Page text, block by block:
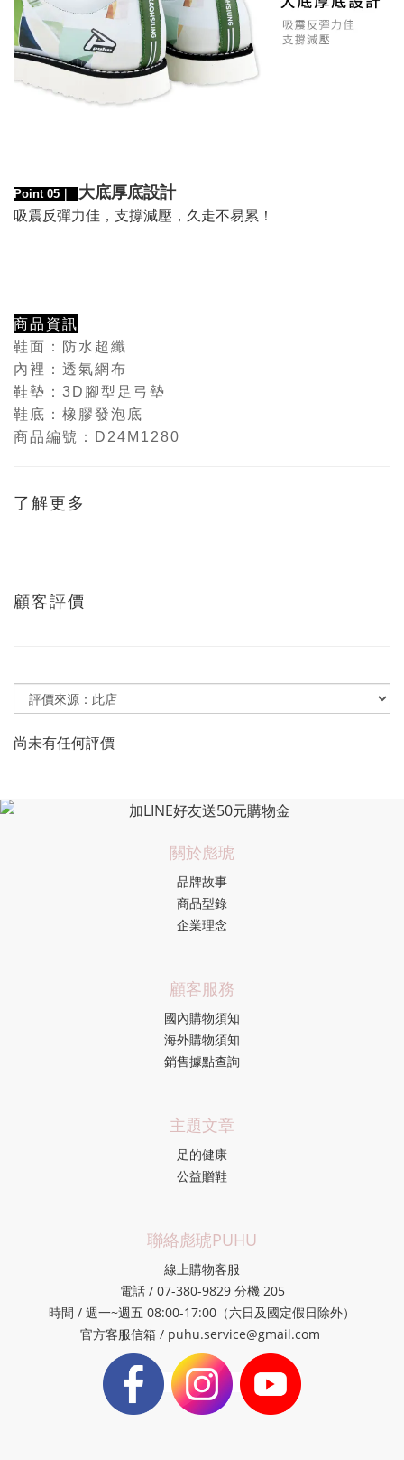
Point 05｜ 大底厚底設計
吸震反彈力佳， 支撐減壓， 久走不易累！
商品資訊
鞋面：防水超纖
內裡：透氣網布
鞋墊：3D腳型足弓墊
鞋底：橡膠發泡底
商品編號：D24M1280
了解更多
顧客評價
尚未有任何評價
關於彪琥
品牌故事
商品型錄
企業理念
顧客服務
國內購物須知
海外購物須知
銷售據點查詢
主題文章
足的健康
公益贈鞋
聯絡彪琥PUHU
線上購物客服
電話 / 07-380-9829 分機 205
時間 / 週一~週五 08:00-17:00（六日及國定假日除外）
官方客服信箱 / puhu.service@gmail.com